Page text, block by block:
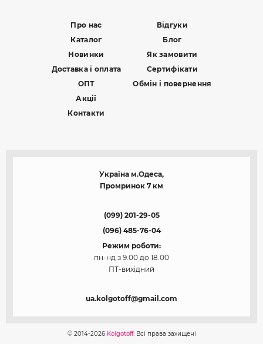
Про нас
Каталог
Новинки
Доставка і оплата
ОПТ
Акції
Контакти
Відгуки
Блог
Як замовити
Сертифікати
Обмін і повернення
Україна м.Одеса,
Промринок 7 км
(099) 201-29-05
(096) 485-76-04
Режим роботи:
пн-нд з 9.00 до 18.00
ПТ-вихідний
ua.kolgotoff@gmail.com
© 2014-2026 Kolgotoff.Всі права захищені